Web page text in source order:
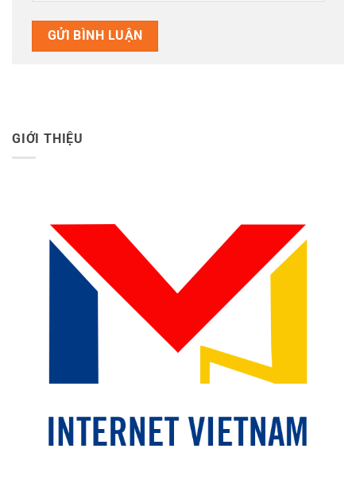
GIỚI THIỆU